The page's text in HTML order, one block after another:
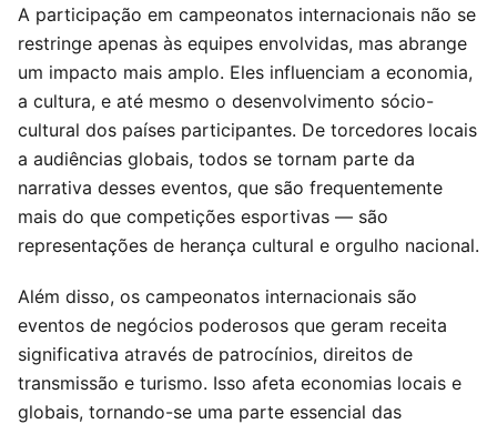
A participação em campeonatos internacionais não se
restringe apenas às equipes envolvidas, mas abrange
um impacto mais amplo. Eles influenciam a economia,
a cultura, e até mesmo o desenvolvimento sócio-
cultural dos países participantes. De torcedores locais
a audiências globais, todos se tornam parte da
narrativa desses eventos, que são frequentemente
mais do que competições esportivas — são
representações de herança cultural e orgulho nacional.
Além disso, os campeonatos internacionais são
eventos de negócios poderosos que geram receita
significativa através de patrocínios, direitos de
transmissão e turismo. Isso afeta economias locais e
globais, tornando-se uma parte essencial das